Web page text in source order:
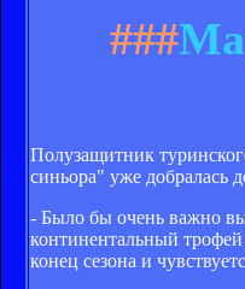
###
Полузащитник
синьора" уже добралась
- Было бы очень важно
континентальный
конец сезона и